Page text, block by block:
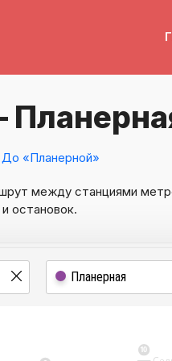
До «Планерной»
между станциями
остановок.
10